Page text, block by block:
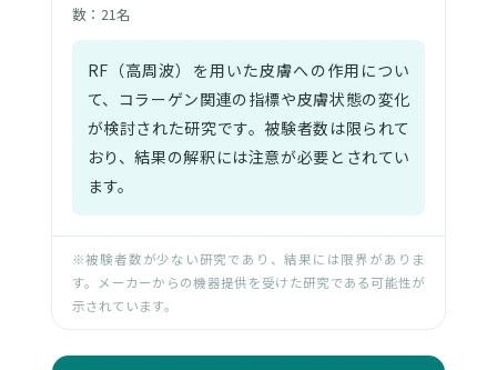
数：21名
RF（高周波）を用いた皮膚への作用につい
て、コラーゲン関連の指標や皮膚状態の変化
が検討された研究です。被験者数は限られて
おり、結果の解釈には注意が必要とされてい
ます。
※被験者数が少ない研究であり、結果には限界がありま
す。メーカーからの機器提供を受けた研究である可能性が
示されています。